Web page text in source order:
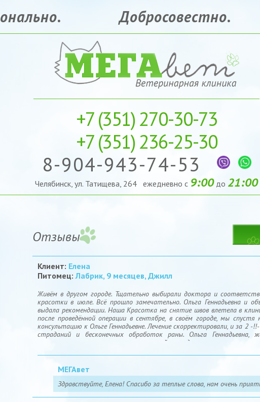
Добросовестно.
+7 (351)270-30-73
+7 (351)236-25-30
8-904-943-74-53
Челябинск, ул. Татищева, 264 ежедневно с 9:00до 21:00
Отзывы
Клиент: Елена
Питомец: Лабрик, 9 месяцев, Джилл
Живём в другом городе. Тщательно выбирали доктора и
красотки в июле. Всё прошло замечательно. Ольга Геннадьевна и
выдала рекомендации. Наша Красотка на снятие швов влетела в
после проведённой операции в сентябре, в своём городе, мы спустя
консультацию к Ольге Геннадьевне. Лечение скорректировали, и за 2
страданий и бесконечных обработок раны. Ольга
ассистентам только успешных операций и продуктивного лечения
мы, хозяева переживающие и эмоциональные.. Не судите нас строго!
МЕГАвет
Здравствуйте, Елена! Спасибо за теплые слова, нам очень